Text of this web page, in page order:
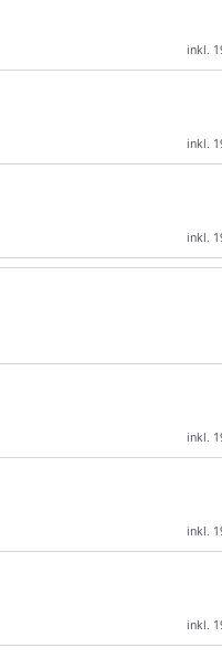
inkl.
inkl.
inkl.
inkl.
inkl.
inkl.